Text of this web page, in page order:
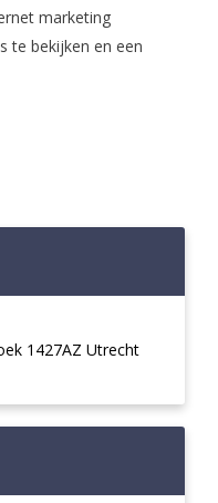
marketing
te bekijken en een
1427AZ Utrecht